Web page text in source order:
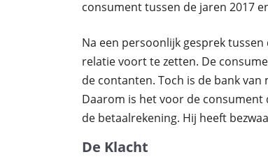
consument tussen de jaren 2017
Na een persoonlijk gesprek
relatie voort te zetten. De
de contanten. Toch is de bank
Daarom is het voor de
de betaalrekening. Hij heeft
De Klacht